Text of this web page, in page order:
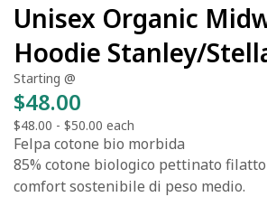
Unisex Organic
Hoodie Stanley/
Starting @
$48.00
$48.00 - $50.00 each
Felpa cotone bio morbida
85% cotone biologico pettinato
comfort sostenibile di peso medio.